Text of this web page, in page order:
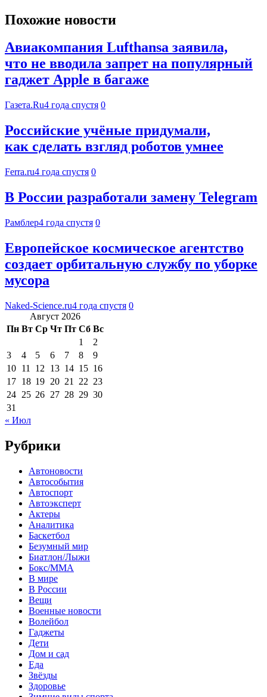
Похожие новости
Авиакомпания Lufthansa заявила,
что не вводила запрет на популярный
гаджет Apple в багаже
Газета.Ru4 года спустя 0
Российские учёные придумали,
как сделать взгляд роботов умнее
Ferra.ru4 года спустя 0
В России разработали замену Telegram
Рамблер4 года спустя 0
Европейское космическое агентство
создает орбитальную службу по уборке
мусора
Naked-Science.ru4 года спустя 0
Август 2026
Пн Вт Ср Чт Пт Сб Вс
1
2
3
4 5 6 7 8
9
10 11 12 13 14 15 16
17 18 19 20 21 22 23
24 25 26 27 28 29 30
31
« Июл
Рубрики
Автоновости
Автособытия
Автоспорт
Автоэксперт
Актеры
Аналитика
Баскетбол
Безумный мир
Биатлон/Лыжи
Бокс/MMA
В мире
В России
Вещи
Военные новости
Волейбол
Гаджеты
Дети
Дом и сад
Еда
Звёзды
Здоровье